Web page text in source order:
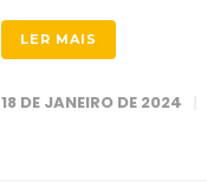
LER MAIS
18 DE JANEIRO DE 2024